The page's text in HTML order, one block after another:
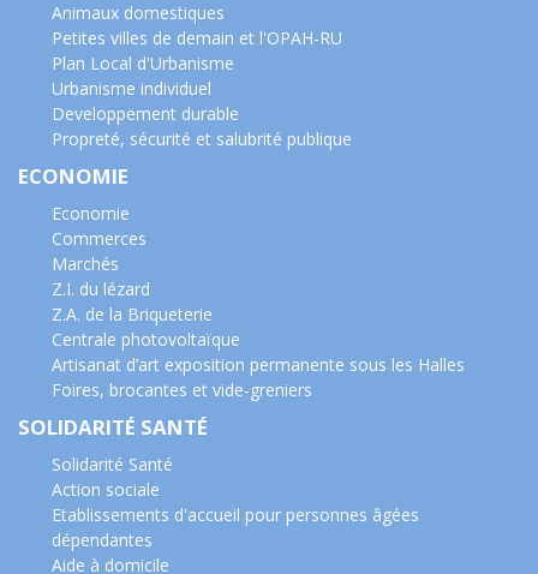
Animaux domestiques
Petites villes de demain et l'OPAH-RU
Plan Local d'Urbanisme
Urbanisme individuel
Developpement durable
Propreté, sécurité et salubrité publique
ECONOMIE
Economie
Commerces
Marchés
Z.I. du lézard
Z.A. de la Briqueterie
Centrale photovoltaïque
Artisanat d’art exposition permanente sous les Halles
Foires, brocantes et vide-greniers
SOLIDARITÉ SANTÉ
Solidarité Santé
Action sociale
Etablissements d'accueil pour personnes âgées
dépendantes
Aide à domicile